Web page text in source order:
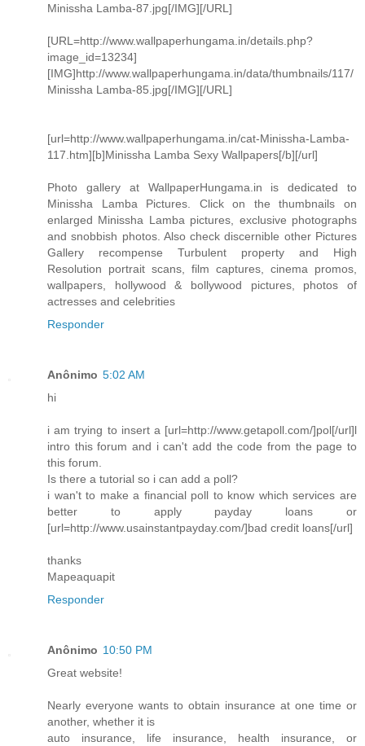
Minissha Lamba-87.jpg[/IMG][/URL]
[URL=http://www.wallpaperhungama.in/details.php?
image_id=13234]
[IMG]http://www.wallpaperhungama.in/data/thumbnails/117/
Minissha Lamba-85.jpg[/IMG][/URL]
[url=http://www.wallpaperhungama.in/cat-Minissha-Lamba-
117.htm][b]Minissha Lamba Sexy Wallpapers[/b][/url]
Photo gallery at WallpaperHungama.in is dedicated to
Minissha Lamba Pictures. Click on the thumbnails on
enlarged Minissha Lamba pictures, exclusive photographs
and snobbish photos. Also check discernible other Pictures
Gallery recompense Turbulent property and High
Resolution portrait scans, film captures, cinema promos,
wallpapers, hollywood & bollywood pictures, photos of
actresses and celebrities
Responder
Anônimo 5:02 AM
hi
i am trying to insert a [url=http://www.getapoll.com/]pol[/url]l
intro this forum and i can't add the code from the page to
this forum.
Is there a tutorial so i can add a poll?
i wan't to make a financial poll to know which services are
better to apply payday loans or
[url=http://www.usainstantpayday.com/]bad credit loans[/url]
thanks
Mapeaquapit
Responder
Anônimo 10:50 PM
Great website!
Nearly everyone wants to obtain insurance at one time or
another, whether it is
auto insurance, life insurance, health insurance, or